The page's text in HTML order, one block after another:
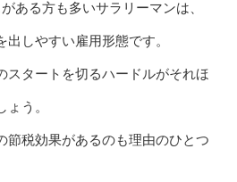
ある方も多いサラリーマンは、
しやすい雇用形態です。
スタートを切るハードルがそれほ
う。
節税効果があるのも理由のひとつ